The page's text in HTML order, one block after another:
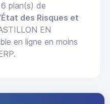
plan(s) de
État des Risques et
EN
en ligne en moins